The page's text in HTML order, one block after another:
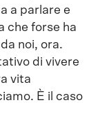
a parlare e
che forse ha
noi, ora.
di vivere
vita
È il caso